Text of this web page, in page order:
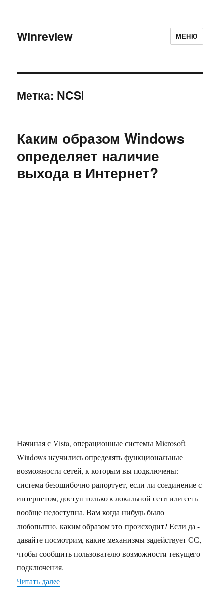
Winreview МЕНЮ
Метка: NCSI
Каким образом Windows
определяет наличие
выхода в Интернет?
Начиная с Vista, операционные системы Microsoft
Windows научились определять функциональные
возможности сетей, к которым вы подключены:
система безошибочно рапортует, если ли соединение с
интернетом, доступ только к локальной сети или сеть
вообще недоступна. Вам когда нибудь было
любопытно, каким образом это происходит? Если да -
давайте посмотрим, какие механизмы задействует ОС,
чтобы сообщить пользователю возможности текущего
подключения.
Читать далее«Каким образом Windows определяет наличие